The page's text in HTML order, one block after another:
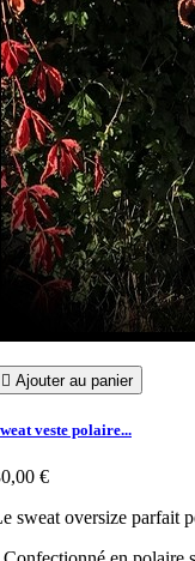
 Ajouter au panier
veste polaire...
€
sweat oversize parfait